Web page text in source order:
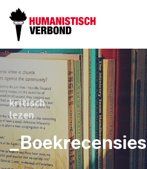
kritisch
lezen
_Boekrecensies